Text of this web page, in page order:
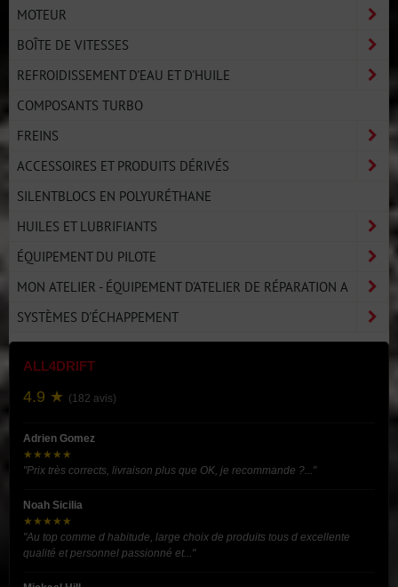
MOTEUR
BOÎTE DE VITESSES
REFROIDISSEMENT D'EAU ET D'HUILE
COMPOSANTS TURBO
FREINS
ACCESSOIRES ET PRODUITS DÉRIVÉS
SILENTBLOCS EN POLYURÉTHANE
HUILES ET LUBRIFIANTS
ÉQUIPEMENT DU PILOTE
MON ATELIER - ÉQUIPEMENT D'ATELIER DE RÉPARATION A
SYSTÈMES D'ÉCHAPPEMENT
ALL4DRIFT
4.9 ★ (182 avis)
Adrien Gomez
★★★★★
"Prix très corrects, livraison plus que OK, je recommande ?..."
Noah Sicilia
★★★★★
"Au top comme d habitude, large choix de produits tous d excellente
qualité et personnel passionné et..."